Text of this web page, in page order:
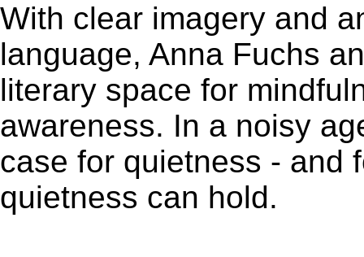
With clear imagery and
language, Anna Fuchs
literary space for
awareness. In a noisy
case for quietness - and
quietness can hold.